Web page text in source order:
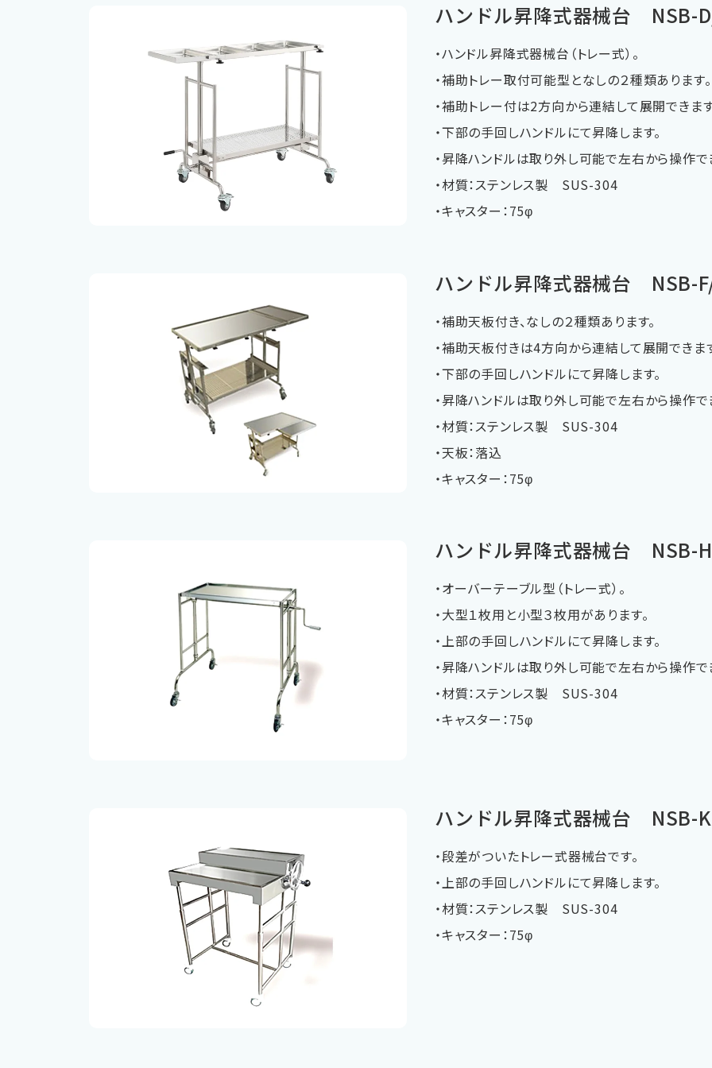
ハンドル昇降式器械台 NSB-
・ハンドル昇降式器械台（トレー式）。
・補助トレー取付可能型となしの２種類あります。
・補助トレー付は2方向から連結して展開できま
・下部の手回しハンドルにて昇降します。
・昇降ハンドルは取り外し可能で左右から操作で
・材質：ステンレス製 SUS-304
・キャスター：75φ
ハンドル昇降式器械台 NSB-
・補助天板付き、なしの２種類あります。
・補助天板付きは4方向から連結して展開できま
・下部の手回しハンドルにて昇降します。
・昇降ハンドルは取り外し可能で左右から操作で
・材質：ステンレス製 SUS-304
・天板：落込
・キャスター：75φ
ハンドル昇降式器械台 NSB-H
・オーバーテーブル型（トレー式）。
・大型１枚用と小型３枚用があります。
・上部の手回しハンドルにて昇降します。
・昇降ハンドルは取り外し可能で左右から操作で
・材質：ステンレス製 SUS-304
・キャスター：75φ
ハンドル昇降式器械台 NSB-K
・段差がついたトレー式器械台です。
・上部の手回しハンドルにて昇降します。
・材質：ステンレス製 SUS-304
・キャスター：75φ